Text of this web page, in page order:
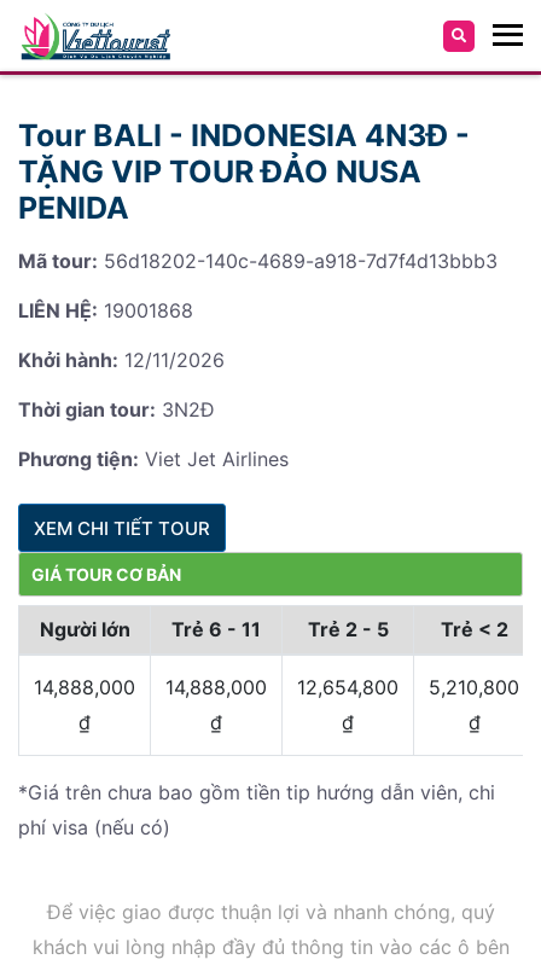
Tour BALI - INDONESIA 4N3Đ -
TẶNG VIP TOUR ĐẢO NUSA
PENIDA
Mã tour: 56d18202-140c-4689-a918-7d7f4d13bbb3
LIÊN HỆ: 19001868
Khởi hành: 12/11/2026
Thời gian tour: 3N2Đ
Phương tiện: Viet Jet Airlines
XEM CHI TIẾT TOUR
GIÁ TOUR CƠ BẢN
Người lớn Trẻ 6 - 11 Trẻ 2 - 5 Trẻ < 2
14,888,000
₫
14,888,000
₫
12,654,800
₫
5,210,800
₫
*Giá trên chưa bao gồm tiền tip hướng dẫn viên, chi
phí visa (nếu có)
Để việc giao được thuận lợi và nhanh chóng, quý
khách vui lòng nhập đầy đủ thông tin vào các ô bên